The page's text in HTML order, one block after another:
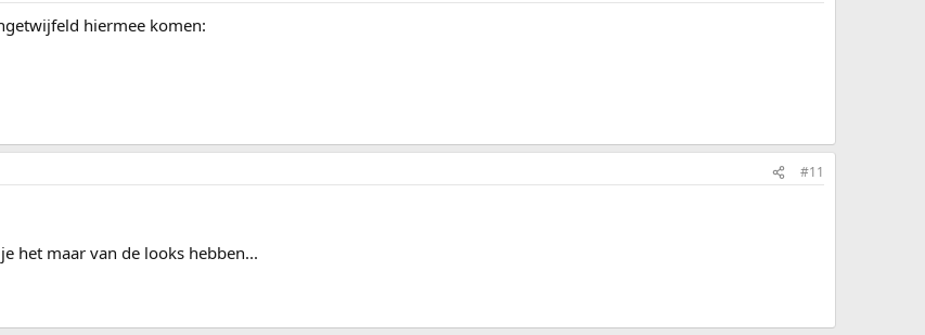
hiermee komen:
#11
het maar van de looks hebben...